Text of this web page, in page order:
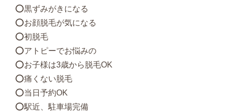
⭕️黒ずみがきになる
⭕️お顔脱毛が気になる
⭕️初脱毛
⭕️アトピーでお悩みの
⭕️お子様は3歳から脱毛OK
⭕️痛くない脱毛
⭕️当日予約OK
⭕️駅近、駐車場完備